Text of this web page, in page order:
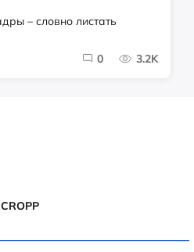
– словно листать
0 3.2K